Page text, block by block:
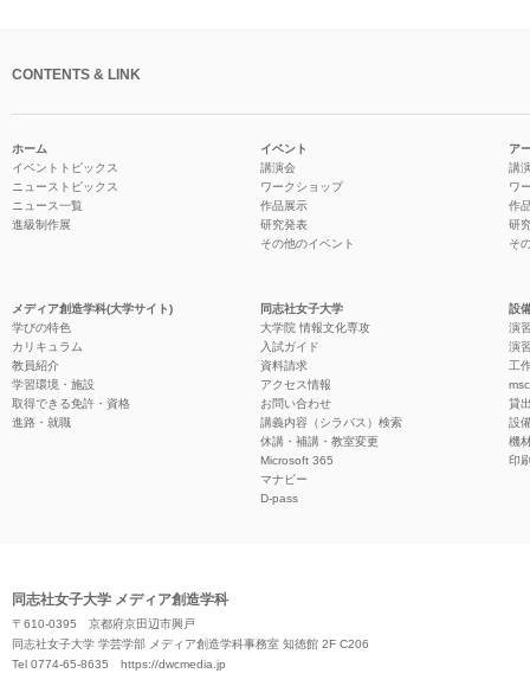
CONTENTS & LINK
ホーム
イベントトピックス
ニューストピックス
ニュース一覧
進級制作展
イベント
講演会
ワークショップ
作品展示
研究発表
その他のイベント
ア
講
ワ
作
研
そ
メディア創造学科(大学サイト)
学びの特色
カリキュラム
教員紹介
学習環境・施設
取得できる免許・資格
進路・就職
同志社女子大学
大学院 情報文化専攻
入試ガイド
資料請求
アクセス情報
お問い合わせ
講義内容（シラバス）検索
休講・補講・教室変更
Microsoft 365
マナビー
D-pass
設
演
演
工
貸
設
機
印
同志社女子大学 メディア創造学科
〒610-0395 京都府京田辺市興戸
同志社女子大学 学芸学部 メディア創造学科事務室 知徳館 2F C206
Tel 0774-65-8635 https://dwcmedia.jp